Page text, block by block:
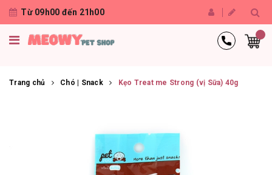
Từ 09h00 đến 21h00
Trang chủ Chó | Snack Kẹo Treat me Strong (vị Sữa) 40g